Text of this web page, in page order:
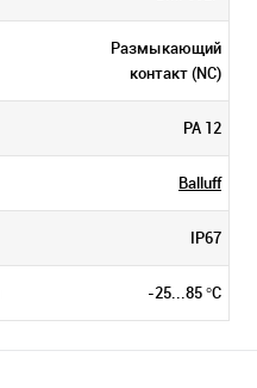
Размыкающий
контакт (NC)
PA 12
Balluff
IP67
-25...85 °C